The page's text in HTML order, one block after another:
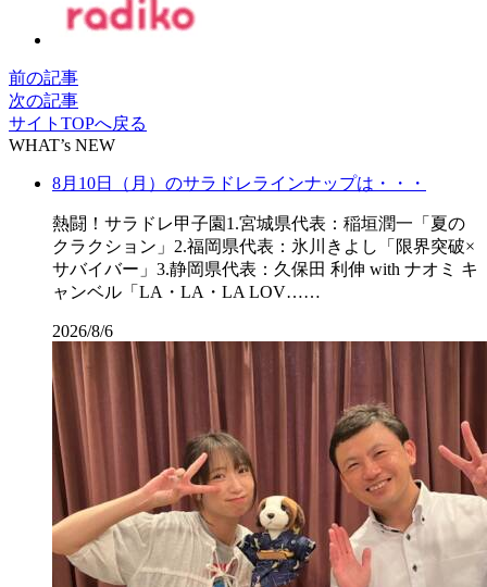
前の記事
次の記事
サイトTOPへ戻る
WHAT’s NEW
8月10日（月）のサラドレラインナップは・・・
熱闘！サラドレ甲子園1.宮城県代表：稲垣潤一「夏の
クラクション」2.福岡県代表：氷川きよし「限界突破×
サバイバー」3.静岡県代表：久保田 利伸 with ナオミ キ
ャンベル「LA・LA・LA LOV……
2026/8/6